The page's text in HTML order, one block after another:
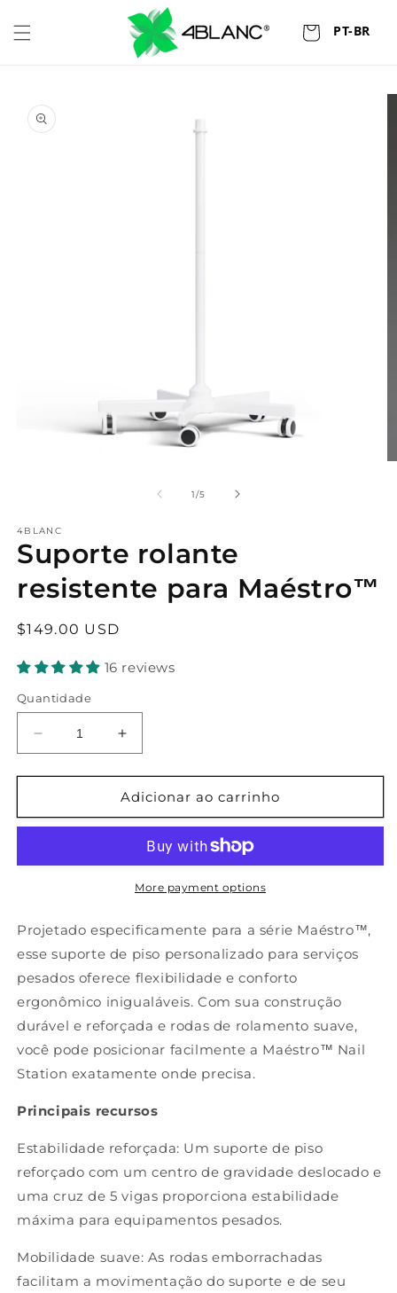
conteúdo
CarrinhoPT-BR
informações
do produto
modal
1/de
5
4BLANC
Suporte rolante
resistente para Maéstro™
Preço
$149.00 USD
16 reviews
Quantidade
Quantidade
decrescente
para
de
serviço
Maéstro™
Aumentar
a
quantidade
de
Suporte
rodas
para
serviço
para
Maéstro™
Adicionar ao carrinho
More payment options
Projetado especificamente para a série Maéstro™,
esse suporte de piso personalizado para serviços
pesados oferece flexibilidade e conforto
ergonômico inigualáveis. Com sua construção
durável e reforçada e rodas de rolamento suave,
você pode posicionar facilmente a Maéstro™ Nail
Station exatamente onde precisa.
Principais recursos
Estabilidade reforçada: Um suporte de piso
reforçado com um centro de gravidade deslocado e
uma cruz de 5 vigas proporciona estabilidade
máxima para equipamentos pesados.
Mobilidade suave: As rodas emborrachadas
facilitam a movimentação do suporte e de seu